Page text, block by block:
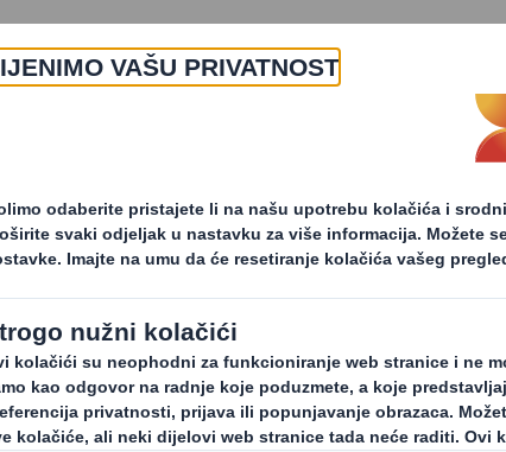
Novosti i priopćenja za
Home caRe